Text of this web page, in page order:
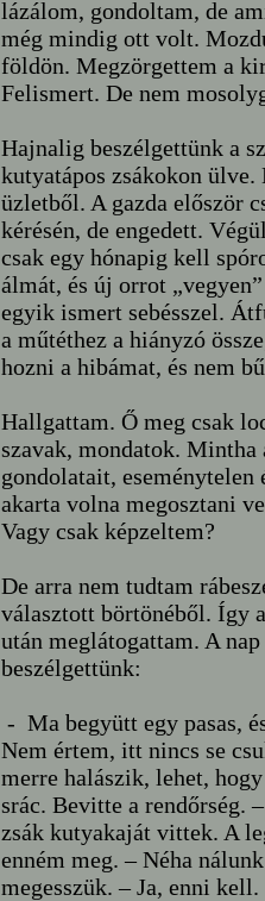
lázálom, gondoltam, de
még mindig ott volt.
földön. Megzörgettem a
Felismert. De nem
Hajnalig beszélgettünk a
kutyatápos zsákokon
üzletből. A gazda először
kérésén, de engedett.
csak egy hónapig kell
álmát, és új orrot
egyik ismert sebésszel.
a műtéthez a hiányzó
hozni a hibámat, és nem
Hallgattam. Ő meg csak
szavak, mondatok.
gondolatait, eseménytelen
akarta volna megosztani
Vagy csak képzeltem?
De arra nem tudtam
választott börtönéből. Így
után meglátogattam. A
beszélgettünk:
- Ma begyütt egy pasas,
Nem értem, itt nincs se
merre halászik, lehet,
srác. Bevitte a rendőrség.
zsák kutyakaját vittek. A
enném meg. – Néha
megesszük. – Ja, enni